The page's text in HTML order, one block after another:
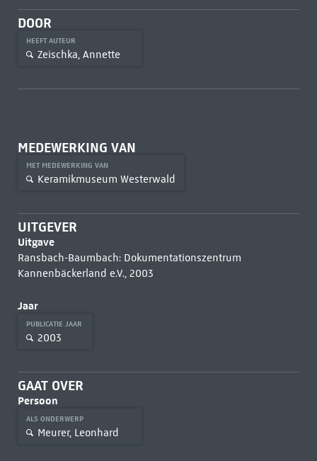
DOOR
HEEFT AUTEUR
Zeischka, Annette
MEDEWERKING VAN
MET MEDEWERKING VAN
Keramikmuseum Westerwald
UITGEVER
Uitgave
Ransbach-Baumbach: Dokumentationszentrum
Kannenbäckerland e.V., 2003
Jaar
PUBLICATIE JAAR
2003
GAAT OVER
Persoon
ALS ONDERWERP
Meurer, Leonhard